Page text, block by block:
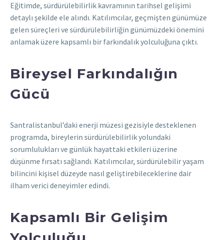
Eğitimde, sürdürülebilirlik kavramının tarihsel gelişimi
detaylı şekilde ele alındı. Katılımcılar, geçmişten günümüze
gelen süreçleri ve sürdürülebilirliğin günümüzdeki önemini
anlamak üzere kapsamlı bir farkındalık yolculuğuna çıktı.
Bireysel Farkındalığın
Gücü
Santralistanbul’daki enerji müzesi gezisiyle desteklenen
programda, bireylerin sürdürülebilirlik yolundaki
sorumlulukları ve günlük hayattaki etkileri üzerine
düşünme fırsatı sağlandı. Katılımcılar, sürdürülebilir yaşam
bilincini kişisel düzeyde nasıl geliştirebileceklerine dair
ilham verici deneyimler edindi.
Kapsamlı Bir Gelişim